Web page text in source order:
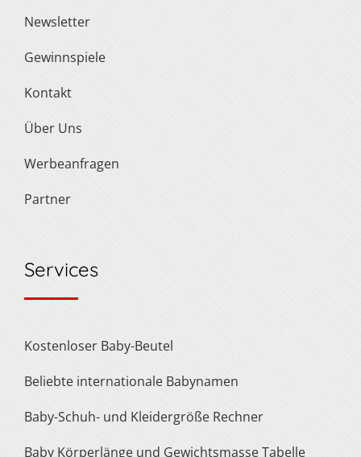
Newsletter
Gewinnspiele
Kontakt
Über Uns
Werbeanfragen
Partner
Services
Kostenloser Baby-Beutel
Beliebte internationale Babynamen
Baby-Schuh- und Kleidergröße Rechner
Baby Körperlänge und Gewichtsmasse Tabelle